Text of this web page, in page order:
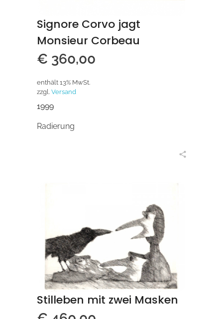
Signore Corvo jagt
Monsieur Corbeau
€ 360,00
enthält 13% MwSt.
zzgl. Versand
1999
Radierung
Stilleben mit zwei Masken